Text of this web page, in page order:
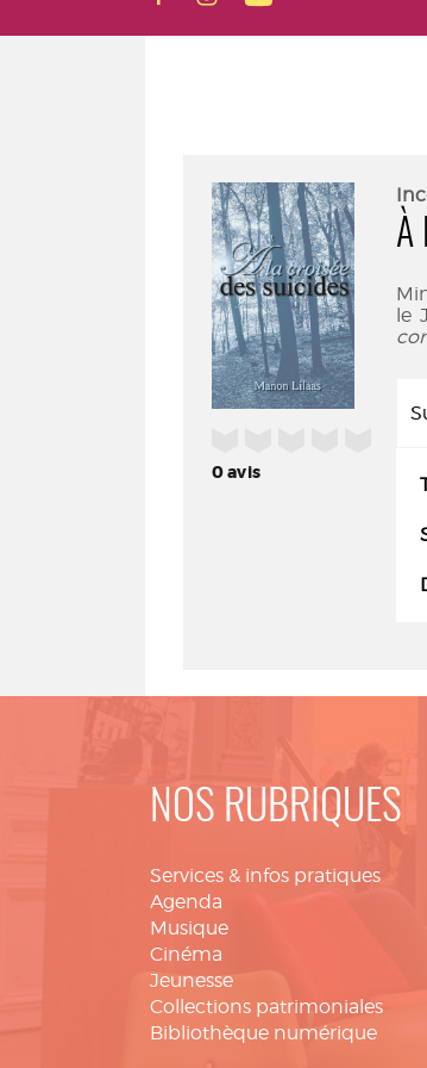
0avis
À
le
NOS RUBRIQUES
Services & infos pratiques
Agenda
Musique
Cinéma
Jeunesse
Collections patrimoniales
Bibliothèque numérique